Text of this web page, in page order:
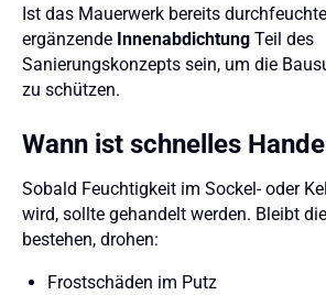
Ist das Mauerwerk bereits
ergänzende InnenabdichtungTeil des
Sanierungskonzepts sein, um die
zu schützen.
Wann ist schnelles
Sobald Feuchtigkeit im Sockel- oder
wird, sollte gehandelt werden. Bleibt
bestehen, drohen:
Frostschäden im Putz